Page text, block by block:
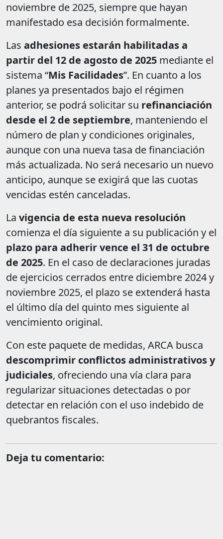
noviembre de 2025, siempre que hayan
manifestado esa decisión formalmente.
Las adhesiones estarán habilitadas a
partir del 12 de agosto de 2025 mediante el
sistema “Mis Facilidades”. En cuanto a los
planes ya presentados bajo el régimen
anterior, se podrá solicitar su refinanciación
desde el 2 de septiembre, manteniendo el
número de plan y condiciones originales,
aunque con una nueva tasa de financiación
más actualizada. No será necesario un nuevo
anticipo, aunque se exigirá que las cuotas
vencidas estén canceladas.
La vigencia de esta nueva resolución
comienza el día siguiente a su publicación y el
plazo para adherir vence el 31 de octubre
de 2025. En el caso de declaraciones juradas
de ejercicios cerrados entre diciembre 2024 y
noviembre 2025, el plazo se extenderá hasta
el último día del quinto mes siguiente al
vencimiento original.
Con este paquete de medidas, ARCA busca
descomprimir conflictos administrativos y
judiciales, ofreciendo una vía clara para
regularizar situaciones detectadas o por
detectar en relación con el uso indebido de
quebrantos fiscales.
Deja tu comentario: